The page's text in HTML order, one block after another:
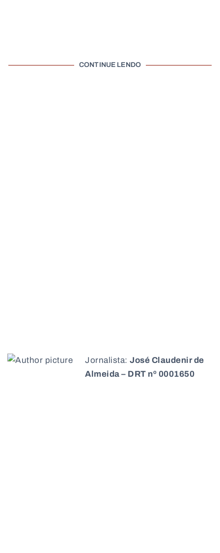
CONTINUE LENDO
Jornalista: José Claudenir de
Almeida – DRT nº 0001650